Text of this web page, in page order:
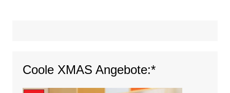
Coole XMAS Angebote:*